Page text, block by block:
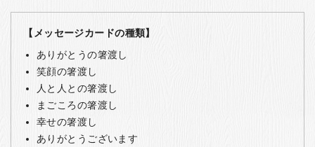
【メッセージカードの種類】
ありがとうの箸渡し
笑顔の箸渡し
人と人との箸渡し
まごころの箸渡し
幸せの箸渡し
ありがとうございます